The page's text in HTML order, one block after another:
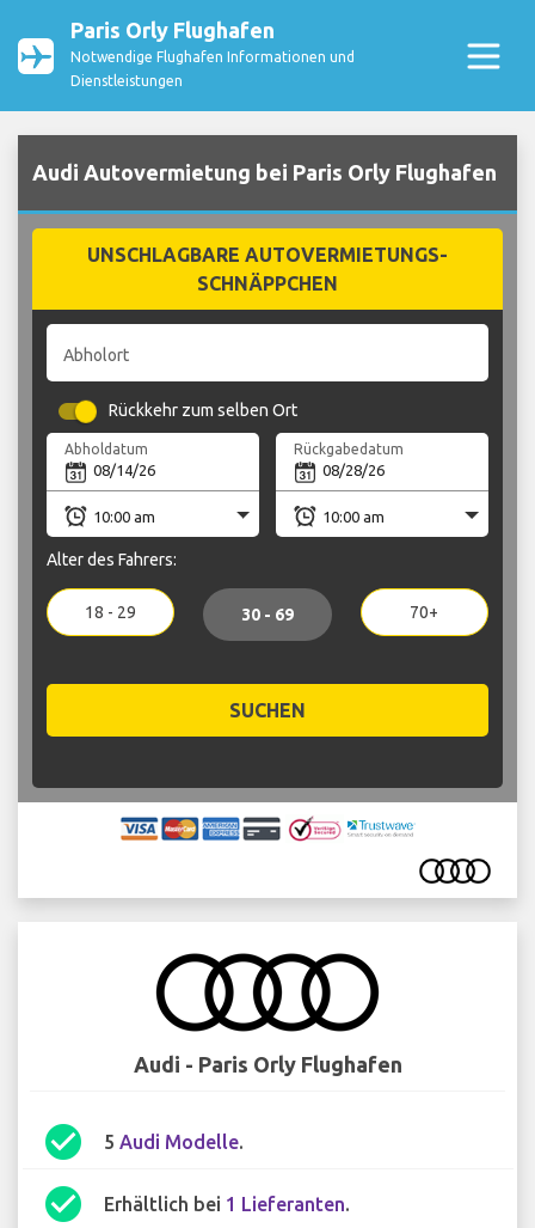
Paris Orly Flughafen
Notwendige Flughafen Informationen und
Dienstleistungen
Audi Autovermietung bei Paris Orly Flughafen
UNSCHLAGBARE AUTOVERMIETUNGS-
SCHNÄPPCHEN
Abholort
Rückkehr zum selben Ort
Abholdatum Rückgabedatum
Alter des Fahrers:
18 - 29 30 - 69 70+
SUCHEN
Audi - Paris Orly Flughafen
check_circle 5 Audi Modelle.
check_circle Erhältlich bei 1 Lieferanten.